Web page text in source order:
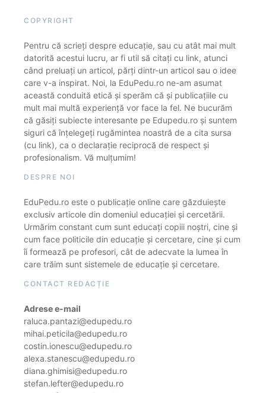
COPYRIGHT
Pentru că scrieți despre educație, sau cu atât mai mult
datorită acestui lucru, ar fi util să citați cu link, atunci
când preluați un articol, părți dintr-un articol sau o idee
care v-a inspirat. Noi, la EduPedu.ro ne-am asumat
această conduită etică și sperăm că și publicațiile cu
mult mai multă experiență vor face la fel. Ne bucurăm
că găsiți subiecte interesante pe Edupedu.ro și suntem
siguri că înțelegeți rugămintea noastră de a cita sursa
(cu link), ca o declarație reciprocă de respect și
profesionalism. Vă mulțumim!
DESPRE NOI
EduPedu.ro este o publicație online care găzduiește
exclusiv articole din domeniul educației și cercetării.
Urmărim constant cum sunt educați copiii noștri, cine și
cum face politicile din educație și cercetare, cine și cum
îi formează pe profesori, cât de adecvate la lumea în
care trăim sunt sistemele de educație și cercetare.
CONTACT REDACȚIE
Adrese e-mail
raluca.pantazi@edupedu.ro
mihai.peticila@edupedu.ro
costin.ionescu@edupedu.ro
alexa.stanescu@edupedu.ro
diana.ghimisi@edupedu.ro
stefan.lefter@edupedu.ro